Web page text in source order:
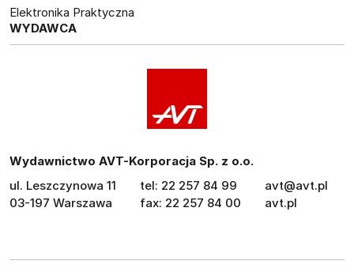
Elektronika Praktyczna
WYDAWCA
Wydawnictwo AVT-Korporacja Sp. z o.o.
ul. Leszczynowa 11
03-197 Warszawa
tel: 22 257 84 99
fax: 22 257 84 00
avt@avt.pl
avt.pl